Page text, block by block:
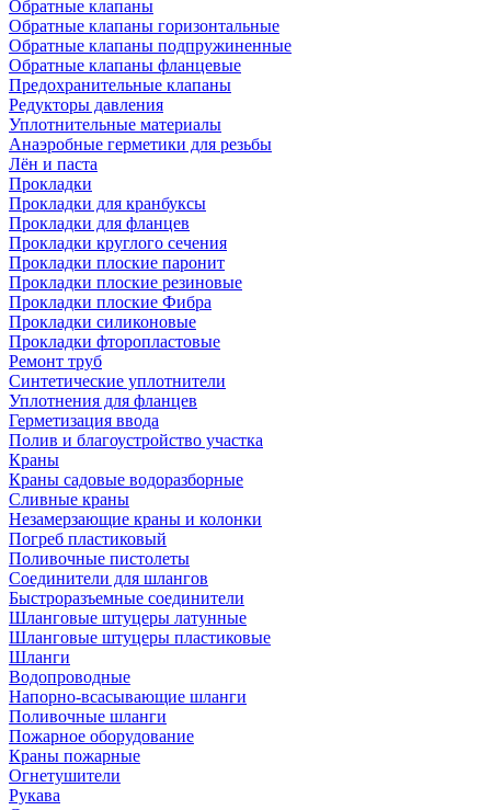
Обратные клапаны
Обратные клапаны горизонтальные
Обратные клапаны подпружиненные
Обратные клапаны фланцевые
Предохранительные клапаны
Редукторы давления
Уплотнительные материалы
Анаэробные герметики для резьбы
Лён и паста
Прокладки
Прокладки для кранбуксы
Прокладки для фланцев
Прокладки круглого сечения
Прокладки плоские паронит
Прокладки плоские резиновые
Прокладки плоские Фибра
Прокладки силиконовые
Прокладки фторопластовые
Ремонт труб
Синтетические уплотнители
Уплотнения для фланцев
Герметизация ввода
Полив и благоустройство участка
Краны
Краны садовые водоразборные
Сливные краны
Незамерзающие краны и колонки
Погреб пластиковый
Поливочные пистолеты
Соединители для шлангов
Быстроразъемные соединители
Шланговые штуцеры латунные
Шланговые штуцеры пластиковые
Шланги
Водопроводные
Напорно-всасывающие шланги
Поливочные шланги
Пожарное оборудование
Краны пожарные
Огнетушители
Рукава